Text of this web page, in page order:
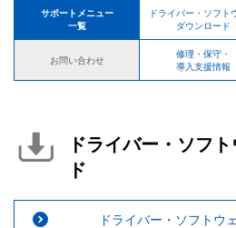
サポートメニュー
一覧
ドライバー・ソフト
ダウンロード
お問い合わせ
修理・保守・
導入支援情報
ドライバー・ソフ
ド
ドライバー・ソフトウ